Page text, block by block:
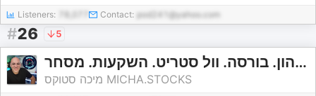
Listeners: Contact: pod241@yahoo.com
#26 5
מיכה סטוקס מגיש: שוק ההון. בורסה. וול סטריט. השקעות. מסחר
מיכה סטוקס MICHA.STOCKS